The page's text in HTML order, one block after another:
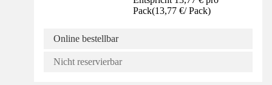
Pack(13,77 €/ Pack)
Online bestellbar
Nicht reservierbar